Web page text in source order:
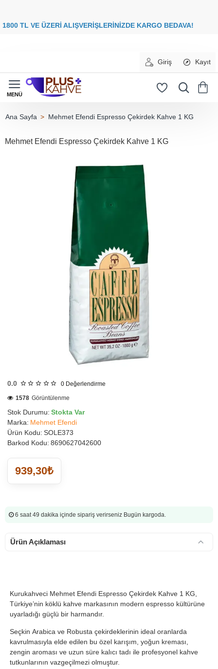
00 TL VE ÜZERİ ALIŞVERİŞLERİNİZDE KARGO
Giriş Kayıt
Mehmet Efendi Espresso Çekirdek Kahve 1 KG
Mehmet Efendi Espresso Çekirdek Kahve 1 KG
0.0 0 Değerlendirme
Stok Durumu: Stokta Var
Marka: Mehmet Efendi
Ürün Kodu: SOLE373
Barkod Kodu: 8690627042600
1578 Görüntülenme
939,30₺
6 saat 49 dakika içinde sipariş verirseniz Bugün kargoda.
Ürün Açıklaması
Kurukahveci Mehmet Efendi Espresso Çekirdek Kahve 1 KG,
Türkiye’nin köklü kahve markasının modern espresso kültürüne
uyarladığı güçlü bir harmandır.
Seçkin Arabica ve Robusta çekirdeklerinin ideal oranlarda
kavrulmasıyla elde edilen bu özel karışım, yoğun kreması,
zengin aroması ve uzun süre kalıcı tadı ile profesyonel kahve
tutkunlarının vazgeçilmezi olmuştur.